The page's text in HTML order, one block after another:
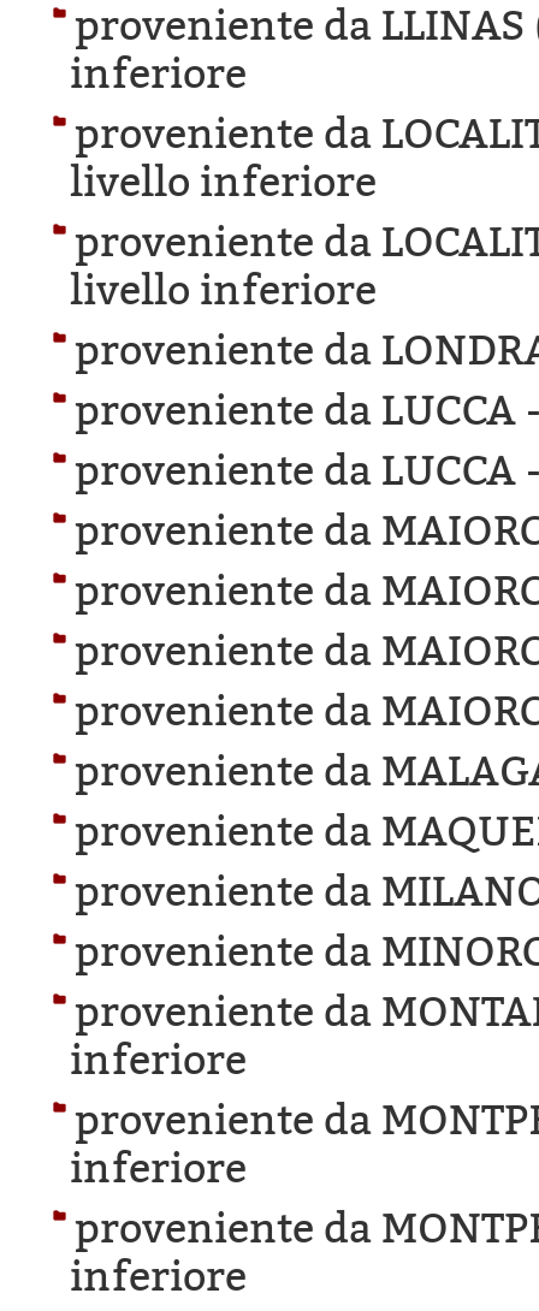
proveniente da LLINAS
inferiore
proveniente da
livello inferiore
proveniente da
livello inferiore
proveniente da
proveniente da LUCCA
proveniente da LUCCA
proveniente da
proveniente da
proveniente da
proveniente da
proveniente da
proveniente da
proveniente da
proveniente da
proveniente da
inferiore
proveniente da
inferiore
proveniente da
inferiore